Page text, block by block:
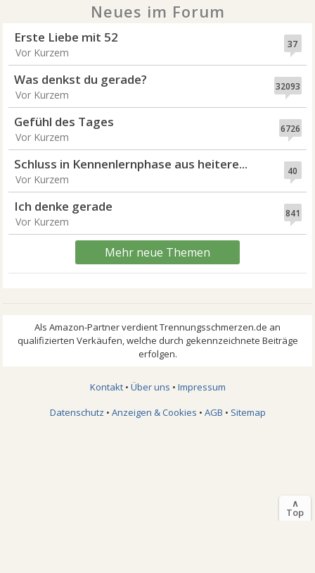
Neues im Forum
37
Erste Liebe mit 52
Vor Kurzem
32093
Was denkst du gerade?
Vor Kurzem
6726
Gefühl des Tages
Vor Kurzem
40
Schluss in Kennenlernphase aus heitere...
Vor Kurzem
841
Ich denke gerade
Vor Kurzem
Mehr neue Themen
Kontakt• Über uns • Impressum
Datenschutz • Anzeigen & Cookies • AGB • Sitemap
∧
Top